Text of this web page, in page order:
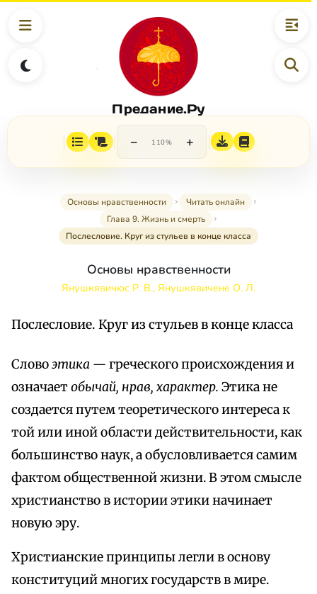
Предание.Ру
− 110% +
Основы нравственности
Читать онлайн
Глава 9. Жизнь и смерть
Послесловие. Круг из стульев в конце класса
Основы нравственности
Янушкявичюс Р. В., Янушкявичене О. Л.
Послесловие. Круг из стульев в конце класса
Словоэтика — греческого происхождения и
означаетобычай, нрав, характер. Этика не
создается путем теоретического интереса к
той или иной области действительности, как
большинство наук, а обусловливается самим
фактом общественной жизни. В этом смысле
христианство в истории этики начинает
новую эру.
Христианские принципы легли в основу
конституций многих государств в мире.